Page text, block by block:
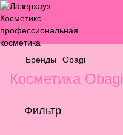
Бренды Obagi
Косметика
Фильтр